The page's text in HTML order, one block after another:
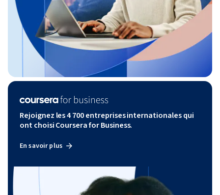
Rejoignez les 4 700 entreprises internationales qui
ont choisi Coursera for Business.
En savoir plus